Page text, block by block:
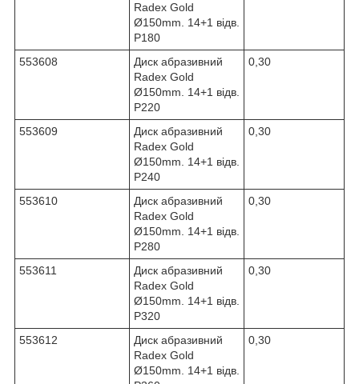
Radex Gold
Ø150mm. 14+1 відв.
Р180
553608
Диск абразивний
Radex Gold
Ø150mm. 14+1 відв.
Р220
0,30
553609
Диск абразивний
Radex Gold
Ø150mm. 14+1 відв.
Р240
0,30
553610
Диск абразивний
Radex Gold
Ø150mm. 14+1 відв.
Р280
0,30
553611
Диск абразивний
Radex Gold
Ø150mm. 14+1 відв.
Р320
0,30
553612
Диск абразивний
Radex Gold
Ø150mm. 14+1 відв.
0,30